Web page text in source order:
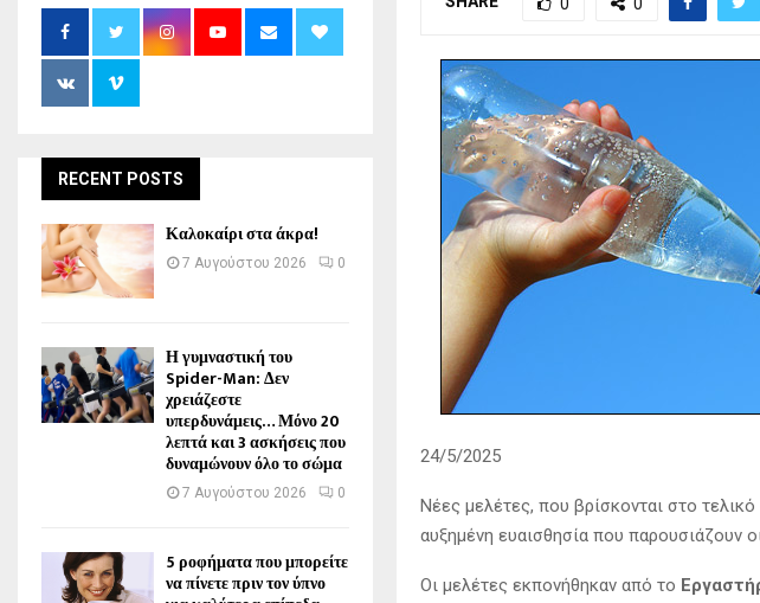
24/5/2025
Νέες μελέτες, που βρίσκονται στο
αυξημένη ευαισθησία που παρουσιάζουν
Οι μελέτες εκπονήθηκαν από το
RECENT POSTS
Καλοκαίρι στα άκρα!
7 Αυγούστου 2026 0
Η γυμναστική του
Spider-Man: Δεν
χρειάζεστε
υπερδυνάμεις… Μόνο 20
λεπτά και 3 ασκήσεις που
δυναμώνουν όλο το σώμα
7 Αυγούστου 2026 0
5 ροφήματα που μπορείτε
να πίνετε πριν τον ύπνο